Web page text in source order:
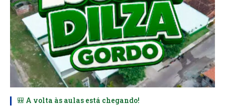
🎒 A volta às aulas está chegando!